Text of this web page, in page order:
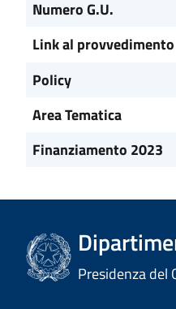
Numero G.U.
Link al provvedimento
Policy
Area Tematica
Finanziamento 2023
Presidenza del